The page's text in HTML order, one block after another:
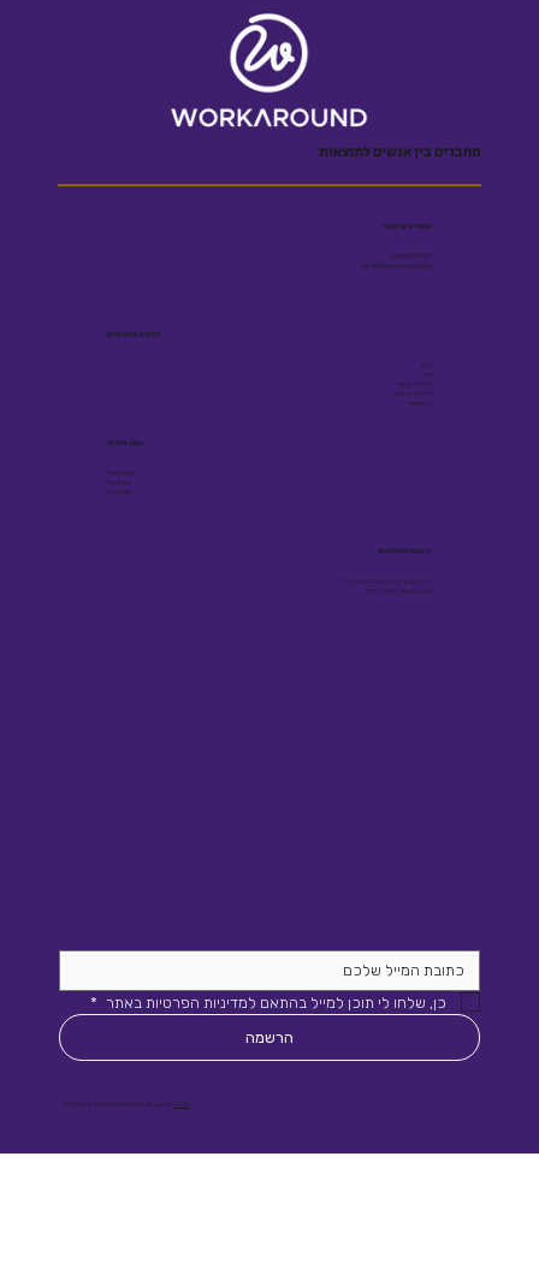
מחברים בין אנשים לתוצאות
שומרים על קשר
055-5001909
Efrat@workaround.blog
לינקים שימושיים
בלוג
ספר
הצהרת נגישות
מדיניות פרטיות
תקנון אתר
עקבו אחרינו
Facebook
Youtube
Linkedin
הישארו מעודכנים
תוכן מקצועי על גיוס ובינה מלאכותית -
פעם בשבועיים, ישירות למייל
כן, שלחו לי תוכן למייל בהתאם למדיניות הפרטיות באתר *
הרשמה
© 2026 by Site WORKAROUND. Made by LIRON